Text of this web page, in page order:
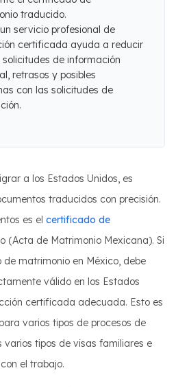
traducido.
servicio profesional de
certificada ayuda a reducir
solicitudes de información
retrasos y posibles
con las solicitudes de
a los Estados Unidos, es
traducidos con precisión.
es el certificado de
(Acta de Matrimonio Mexicana). Si
matrimonio en México, debe
válido en los Estados
certificada adecuada. Esto es
varios tipos de procesos de
varios tipos de visas familiares e
el trabajo.